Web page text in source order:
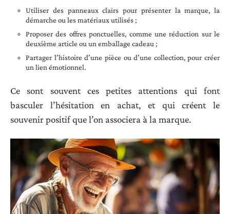
Utiliser des panneaux clairs pour présenter la marque, la
démarche ou les matériaux utilisés ;
Proposer des offres ponctuelles, comme une réduction sur le
deuxième article ou un emballage cadeau ;
Partager l’histoire d’une pièce ou d’une collection, pour créer
un lien émotionnel.
Ce sont souvent ces petites attentions qui font
basculer l’hésitation en achat, et qui créent le
souvenir positif que l’on associera à la marque.